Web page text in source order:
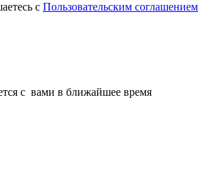
с Пользовательским соглашением
с вами в ближайшее время